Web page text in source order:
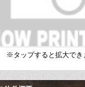
※タップすると拡大でき